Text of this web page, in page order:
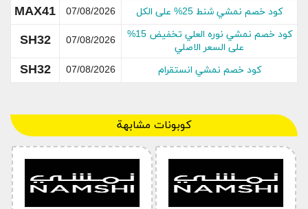
كود خصم نمشي شنط 25% على الكل 07/08/2026
MAX41
كود خصم نمشي نوره العلي تخفيض 15%
على السعر الاصلي
07/08/2026
SH32
كود خصم نمشي انستقرام 07/08/2026
SH32
كوبونات مشابهة